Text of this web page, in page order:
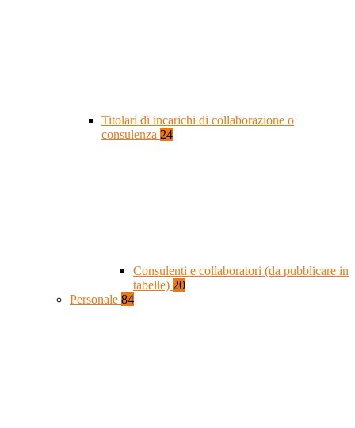
Titolari di incarichi di collaborazione o
consulenza 24
Consulenti e collaboratori (da pubblicare in
tabelle) 20
Personale 84